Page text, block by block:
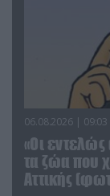
06.08.2026 | 09:03
«Οι
τα ζώα που
Αττικής